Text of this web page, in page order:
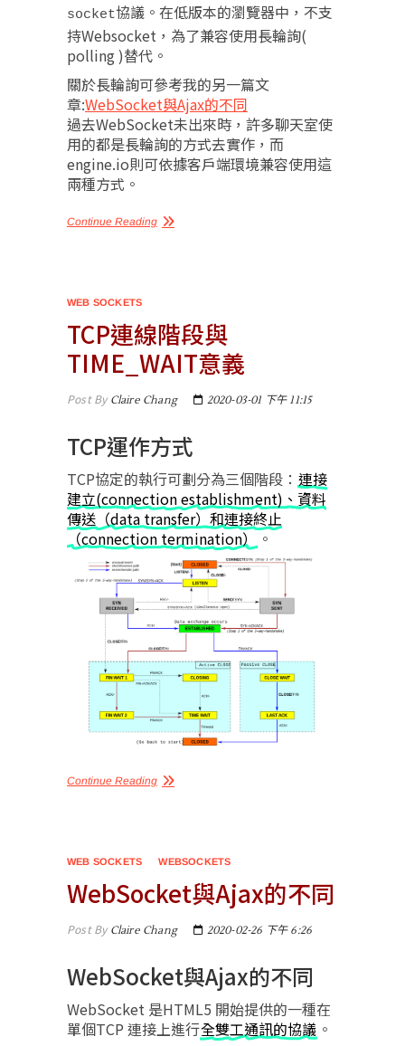
socket協議。在低版本的瀏覽器中，不支
持Websocket，為了兼容使用長輪詢(
polling )替代。
關於長輪詢可參考我的另一篇文
章:WebSocket與Ajax的不同
過去WebSocket未出來時，許多聊天室使
用的都是長輪詢的方式去實作，而
engine.io則可依據客戶端環境兼容使用這
兩種方式。
Continue Reading
WEB SOCKETS
TCP連線階段與
TIME_WAIT意義
Post ByClaire Chang 2020-03-01 下午 11:15
TCP運作方式
TCP協定的執行可劃分為三個階段： 連接
建立(connection establishment)、資料
傳送（data transfer）和連接終止
（connection termination）
。
Continue Reading
WEB SOCKETS WEBSOCKETS
WebSocket與Ajax的不同
Post ByClaire Chang 2020-02-26 下午 6:26
WebSocket與Ajax的不同
WebSocket 是HTML5 開始提供的一種在
單個TCP 連接上進行全雙工通訊的協議 。